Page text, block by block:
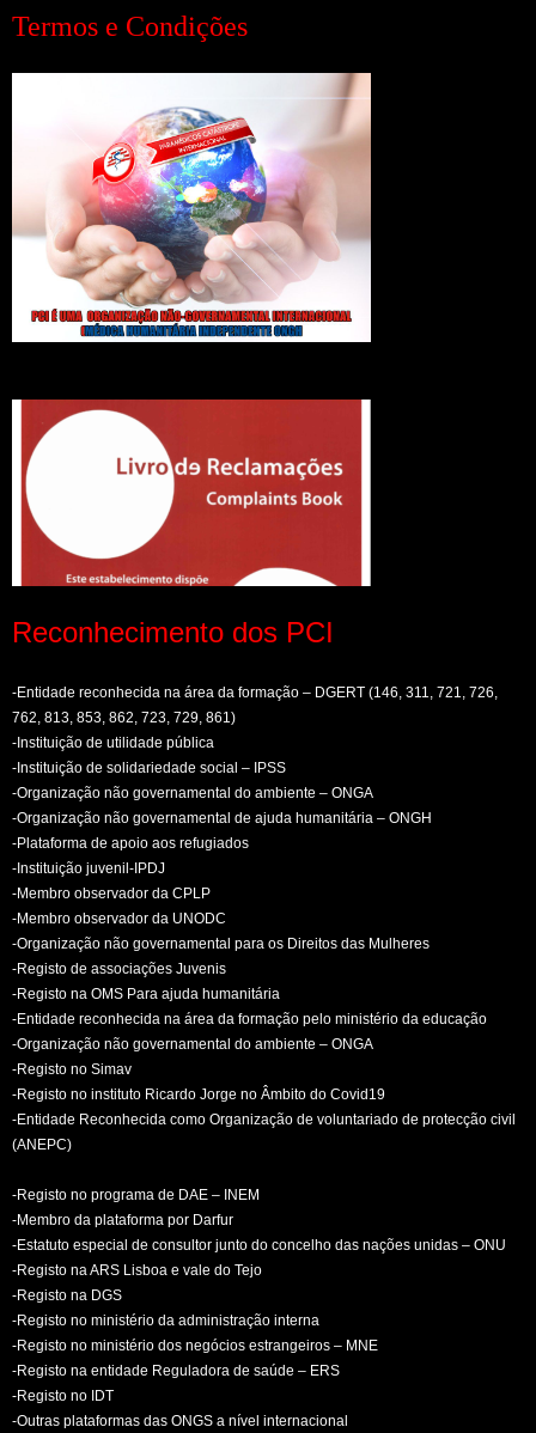
Termos e Condições
Reconhecimento dos PCI
-Entidade reconhecida na área da formação – DGERT (146, 311, 721, 726,
762, 813, 853, 862, 723, 729, 861)
-Instituição de utilidade pública
-Instituição de solidariedade social – IPSS
-Organização não governamental do ambiente – ONGA
-Organização não governamental de ajuda humanitária – ONGH
-Plataforma de apoio aos refugiados
-Instituição juvenil-IPDJ
-Membro observador da CPLP
-Membro observador da UNODC
-Organização não governamental para os Direitos das Mulheres
-Registo de associações Juvenis
-Registo na OMS Para ajuda humanitária
-Entidade reconhecida na área da formação pelo ministério da educação
-Organização não governamental do ambiente – ONGA
-Registo no Simav
-Registo no instituto Ricardo Jorge no Âmbito do Covid19
-Entidade Reconhecida como Organização de voluntariado de protecção civil
(ANEPC)
-Registo no programa de DAE – INEM
-Membro da plataforma por Darfur
-Estatuto especial de consultor junto do concelho das nações unidas – ONU
-Registo na ARS Lisboa e vale do Tejo
-Registo na DGS
-Registo no ministério da administração interna
-Registo no ministério dos negócios estrangeiros – MNE
-Registo na entidade Reguladora de saúde – ERS
-Registo no IDT
-Outras plataformas das ONGS a nível internacional